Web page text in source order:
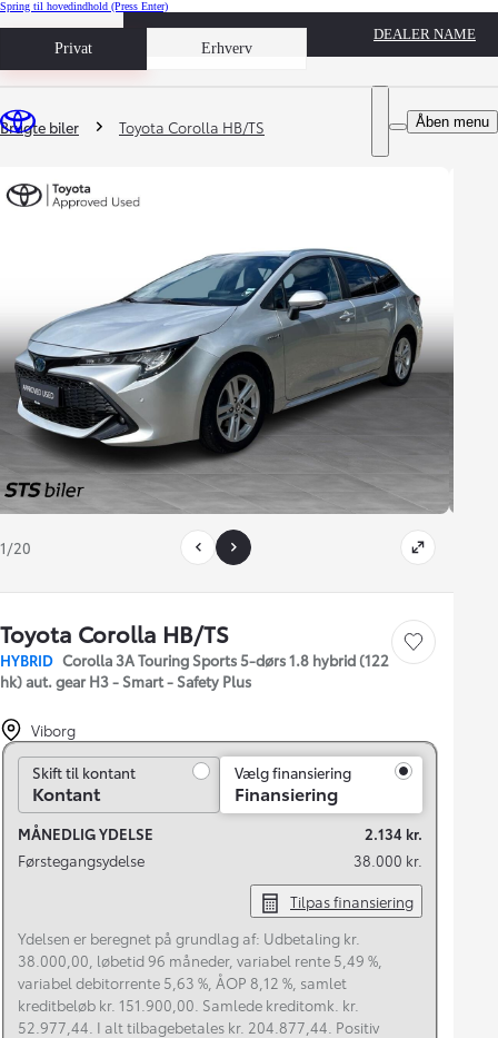
Spring til hovedindhold (Press Enter)
Privat Erhverv
Book prøvetur
DEALER NAME
Åben menu
Du er her
Brugte biler Toyota Corolla HB/TS
1/20
Toyota Corolla HB/TS
HYBRID Corolla 3A Touring Sports 5-dørs 1.8 hybrid (122
hk) aut. gear H3 - Smart - Safety Plus
Gem bil
Viborg
Skift til kontant
Skift til kontant
Kontant
Vælg finansiering
Finansiering
MÅNEDLIG YDELSE
2.134 kr.
Førstegangsydelse
38.000 kr.
Tilpas finansiering
Ydelsen er beregnet på grundlag af: Udbetaling kr.
38.000,00, løbetid 96 måneder, variabel rente 5,49 %,
variabel debitorrente 5,63 %, ÅOP 8,12 %, samlet
kreditbeløb kr. 151.900,00. Samlede kreditomk. kr.
52.977,44. I alt tilbagebetales kr. 204.877,44. Positiv